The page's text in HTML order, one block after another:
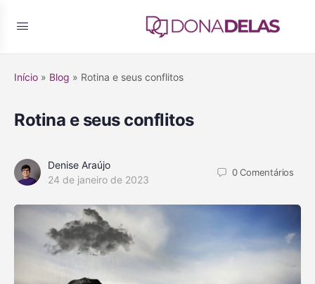
Início » Blog » Rotina e seus conflitos
Rotina e seus conflitos
Denise Araújo
24 de janeiro de 2023
0Comentários